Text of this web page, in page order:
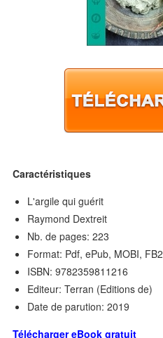
Caractéristiques
L'argile qui guérit
Raymond Dextreit
Nb. de pages: 223
Format: Pdf, ePub, MOBI, FB2
ISBN: 9782359811216
Editeur: Terran (Editions de)
Date de parution: 2019
Télécharger eBook gratuit